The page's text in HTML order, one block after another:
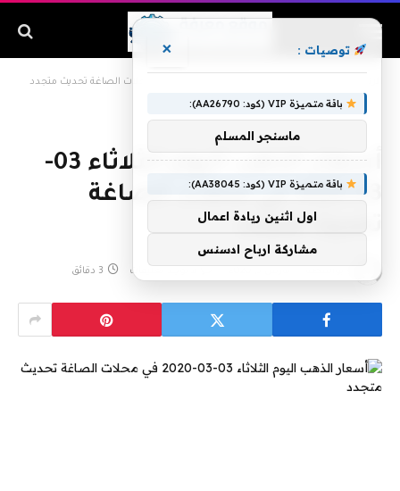
أسعار الذهب اليوم الثلاثاء 03-
03-2020 في محلات الصاغة
تحديث متجدد
لا توجد تعليقات 3 دقائق
توصيات : ×
باقة متميزة VIP (كود: AA26790):
ماسنجر المسلم
باقة متميزة VIP (كود: AA38045):
اول اثنين ريادة اعمال
مشاركة ارباح ادسنس